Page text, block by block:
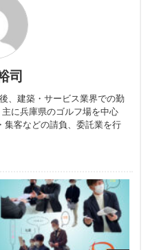
司
、建築・サービス業界での勤
に兵庫県のゴルフ場を中心
集客などの請負、委託業を行